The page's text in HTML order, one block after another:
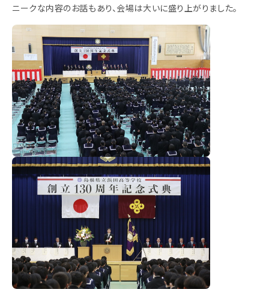
ニークな内容のお話もあり、会場は大いに盛り上がりました。